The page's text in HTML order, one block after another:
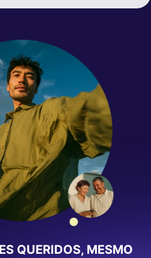
QUERIDOS, MESMO